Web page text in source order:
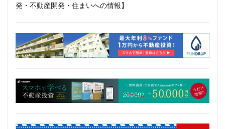
発・不動産開発・住まいへの情報】